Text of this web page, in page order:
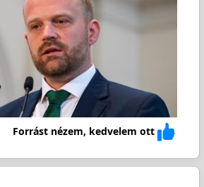
Forrást nézem, kedvelem ott